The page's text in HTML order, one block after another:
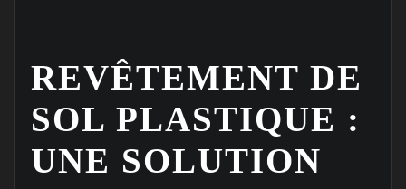
REVÊTEMENT DE
SOL PLASTIQUE :
UNE SOLUTION